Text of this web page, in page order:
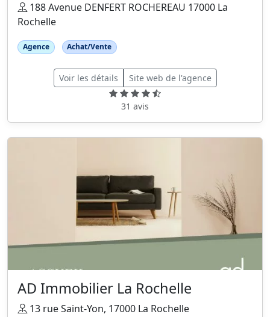
188 Avenue DENFERT ROCHEREAU 17000 La
Rochelle
Agence Achat/Vente
Voir les détails Site web de l'agence
31 avis
AD Immobilier La Rochelle
13 rue Saint-Yon, 17000 La Rochelle